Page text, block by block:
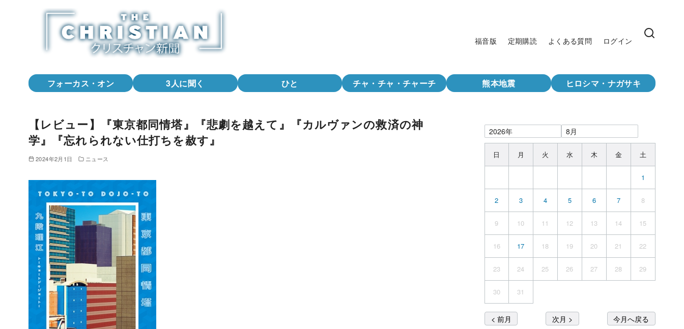
福音版 定期購読 よくある質問 ログイン
フォーカス・オン 3人に聞く ひと チャ・チャ・チャーチ 熊本地震 ヒロシマ・ナガサキ
【レビュー】『東京都同情塔』『悲劇を越えて』『カルヴァンの救済の神
学』『忘れられない仕打ちを赦す』
2024年2月1日 ニュース 日 月 火 水 木 金 土
1
2 3 4 5 6 7 8
9 10 11 12 13 14 15
16 17 18 19 20 21 22
23 24 25 26 27 28 29
30 31
< 前月 次月 > 今月へ戻る